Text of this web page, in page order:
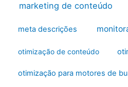
marketing de conteúdo
meta descrições
otimização de conteúdo
otimização para motores de